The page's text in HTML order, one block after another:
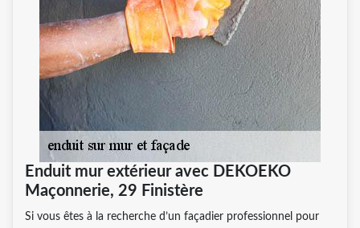
Enduit mur extérieur avec DEKOEKO
Maçonnerie, 29 Finistère
Si vous êtes à la recherche d’un façadier professionnel pour